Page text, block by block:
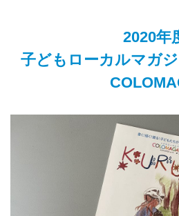
2020年
子どもローカルマガ